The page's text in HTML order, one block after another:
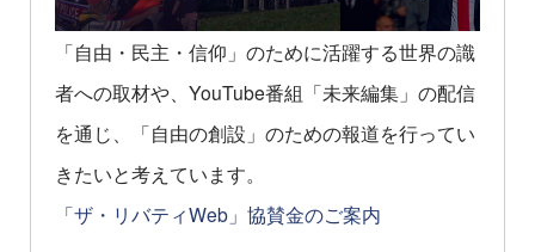
「自由・民主・信仰」のために活躍する世界の識
者への取材や、YouTube番組「未来編集」の配信
を通じ、「自由の創設」のための報道を行ってい
きたいと考えています。
「ザ・リバティWeb」協賛金のご案内